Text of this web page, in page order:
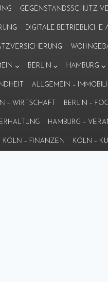
GEGENSTANDSSCHUTZ
DIGITALE BETRIEBLICHE
BERLIN HAMBURG
ALLGEMEIN –
– WIRTSCHAFT BERLIN –
HAMBURG –
KÖLN – FINANZEN KÖLN –